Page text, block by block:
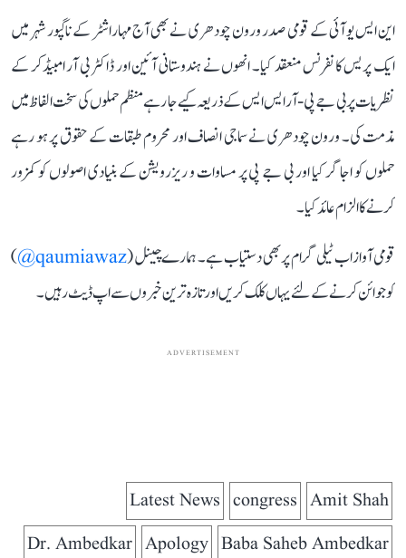
این ایس یو آئی کے قومی صدر ورون چودھری نے بھی آج مہاراشٹر کے ناگپور شہر میں
ایک پریس کانفرنس منعقد کیا۔ انھوں نے ہندوستانی آئین اور ڈاکٹر بی آر امبیڈکر کے
نظریات پر بی جے پی-آر ایس ایس کے ذریعہ کیے جا رہے منظم حملوں کی سخت الفاظ میں
مذمت کی۔ ورون چودھری نے سماجی انصاف اور محروم طبقات کے حقوق پر ہو رہے
حملوں کو اجاگر کیا اور بی جے پی پر مساوات و ریزرویشن کے بنیادی اصولوں کو کمزور
کرنے کا الزام عائد کیا۔
قومی آواز اب ٹیلی گرام پر بھی دستیاب ہے۔ ہمارے چینل (qaumiawaz@
)
کو جوائن کرنے کے لئے یہاں کلک کریں اور تازہ ترین خبروں سے اپ ڈیٹ رہیں۔
ADVERTISEMENT
Amit Shah
congress
Latest News
Baba Saheb Ambedkar
Apology
Dr. Ambedkar